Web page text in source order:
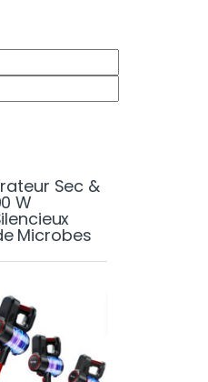
Sec &
W
Microbes